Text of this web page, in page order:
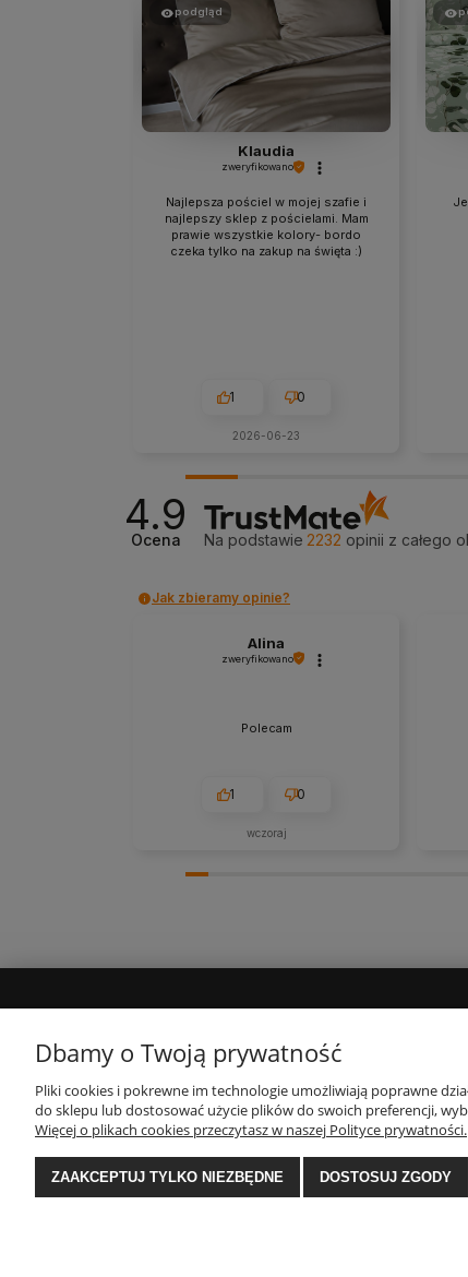
podgląd
Klaudia
zweryfikowano
Najlepsza pościel w mojej szafie i
najlepszy sklep z pościelami. Mam
prawie wszystkie kolory- bordo
czeka tylko na zakup na święta :)
1 0
2026-06-23
4.9
Ocena Na podstawie 2232 opinii z całego
Jak zbieramy opinie?
Alina
zweryfikowano
Polecam
1 0
wczoraj
Twoje zamówienia
Ustawienia konta
Polityka
Regulamin
Zwroty i reklamacje
Dbamy o Twoją prywatność
Pliki cookies i pokrewne im technologie umożliwiają poprawne
do sklepu lub dostosować użycie plików do swoich preferencji,
Więcej o plikach cookies przeczytasz w naszej Polityce prywatności.
ZAAKCEPTUJ TYLKO NIEZBĘDNE DOSTOSUJ ZGODY